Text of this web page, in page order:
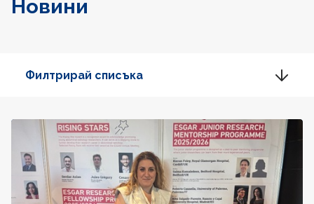
Новини
Филтрирай списъка